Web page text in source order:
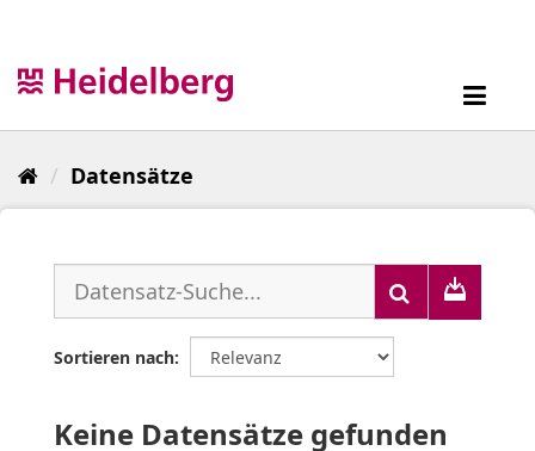
Datensätze
Sortieren nach
Keine Datensätze gefunden